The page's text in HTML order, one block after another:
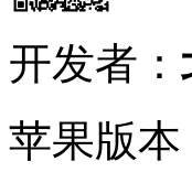
开发者：
苹果版本